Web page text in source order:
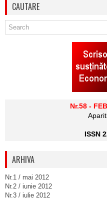
CAUTARE
Nr.58 -
ISSN
ARHIVA
Nr.1 / mai 2012
Nr.2 / iunie 2012
Nr.3 / iulie 2012